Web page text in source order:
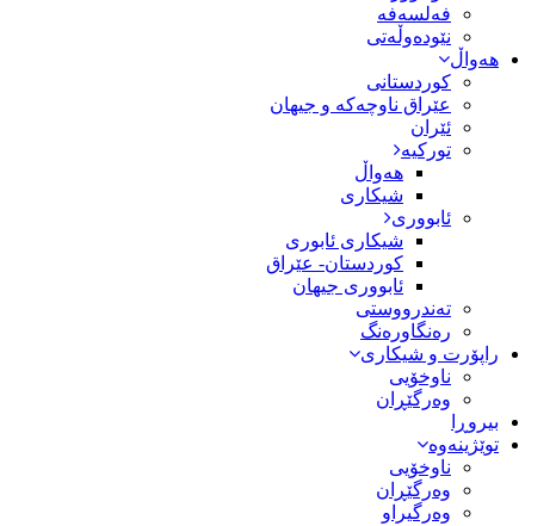
فەلسەفە
نێودەوڵەتی
هەواڵ
کوردستانی
عێراق ناوچەکە و جیهان
ئێران
تورکیە
هەواڵ
شیکاری
ئابووری
شیکاری ئابوری
کوردستان- عێراق
ئابووری جیهان
تەندرووستی
رەنگاورەنگ
راپۆرت و شیکاری
ناوخۆیی
وەرگێڕان
بیروڕا
توێژینەوە
ناوخۆیی
وەرگێڕان
وەرگیراو